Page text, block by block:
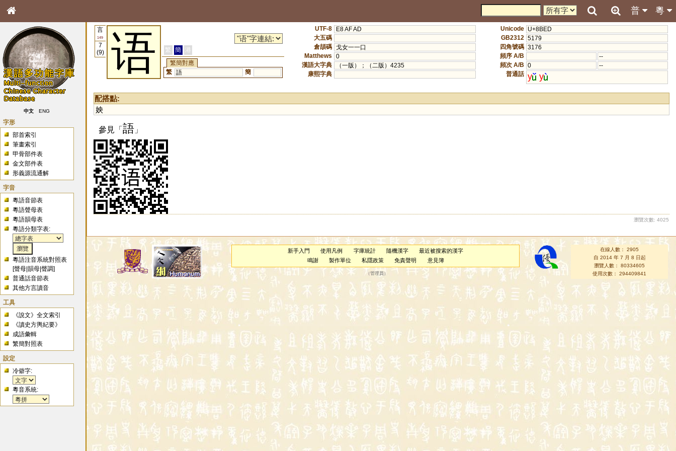
粵
普
中文 ENG
字形
部首索引
筆畫索引
甲骨部件表
金文部件表
形義源流通解
字音
粵語音節表
粵語聲母表
粵語韻母表
粵語分類字表:
粵語注音系統對照表
[聲母 |韻母 |聲調]
普通話音節表
其他方言讀音
工具
《說文》全文索引
《讀史方輿紀要》
成語彙輯
繁簡對照表
設定
冷僻字:
粵音系統:
言
149
7
(9)
语 繁 簡
港
繁簡對應
繁 語 簡
UTF-8
E8 AF AD
大五碼
倉頡碼 戈女一一口
Matthews
0
漢語大字典
（一版）；（二版）4235
康熙字典
Unicode U+8BED
GB2312 5179
四角號碼 3176
頻序 A/B
--
頻次 A/B 0
--
普通話 y y
配搭點:
姎
參見「語」
瀏覽次數: 4025
新手入門 使用凡例 字庫統計 隨機漢字
最近被搜索的漢字
鳴謝
製作單位 私隱政策 免責聲明 意見簿
（管理員 ）
在線人數： 2905
自 2014 年 7 月 8 日起
瀏覽人數： 80334605
使用次數： 294409841